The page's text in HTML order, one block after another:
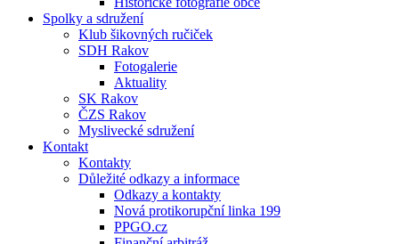
Spolky a sdružení
Klub šikovných ručiček
SDH Rakov
Fotogalerie
Aktuality
SK Rakov
ČZS Rakov
Myslivecké sdružení
Kontakt
Kontakty
Důležité odkazy a informace
Odkazy a kontakty
Nová protikorupční linka 199
PPGO.cz